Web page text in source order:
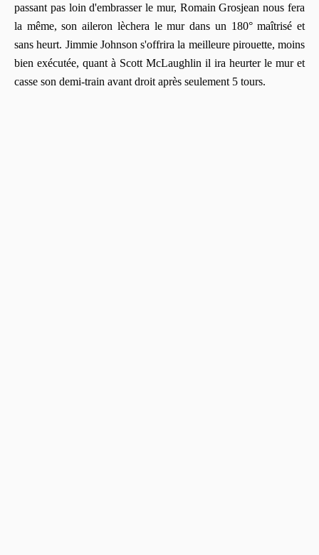
passant pas loin d'embrasser le mur, Romain Grosjean nous fera
la même, son aileron lèchera le mur dans un 180° maîtrisé et
sans heurt. Jimmie Johnson s'offrira la meilleure pirouette, moins
bien exécutée, quant à Scott McLaughlin il ira heurter le mur et
casse son demi-train avant droit après seulement 5 tours.